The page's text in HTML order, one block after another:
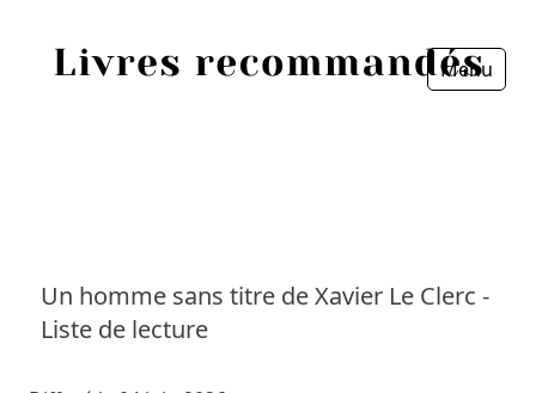
Menu
Un homme sans titre de Xavier Le Clerc -
Liste de lecture
Personnes
Fermer